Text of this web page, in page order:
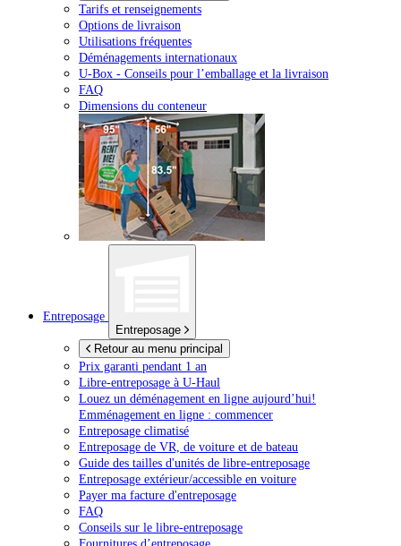
Tarifs et renseignements
Options de livraison
Utilisations fréquentes
Déménagements internationaux
U-Box - Conseils pour l’emballage et la livraison
FAQ
Dimensions du conteneur
Entreposage
Entreposage
Retour au menu principal
Prix garanti pendant 1 an
Libre-entreposage à U-Haul
Louez un déménagement en ligne aujourd’hui!
Emménagement en ligne : commencer
Entreposage climatisé
Entreposage de VR, de voiture et de bateau
Guide des tailles d'unités de libre-entreposage
Entreposage extérieur/accessible en voiture
Payer ma facture d'entreposage
FAQ
Conseils sur le libre-entreposage
Fournitures d’entreposage